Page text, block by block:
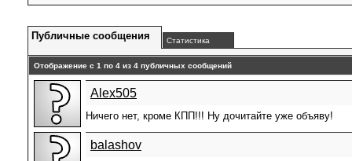
Публичные сообщения Статистика
Отображение с 1 по 4 из 4 публичных сообщений
Alex505
Ничего нет, кроме КПП!!! Ну дочитайте уже объяву!
balashov